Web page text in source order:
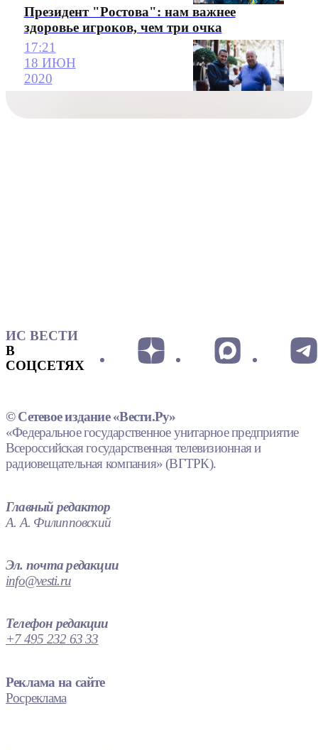
Президент "Ростова": нам важнее
здоровье игроков, чем три очка
17:21
18 ИЮН
2020
ИС ВЕСТИ
В
СОЦСЕТЯХ
© Сетевое издание «Вести.Ру»
«Федеральное государственное унитарное предприятие
Всероссийская государственная телевизионная и
радиовещательная компания» (ВГТРК).
Главный редактор
А. А. Филипповский
Эл. почта редакции
info@vesti.ru
Телефон редакции
+7 495 232 63 33
Реклама на сайте
Росреклама